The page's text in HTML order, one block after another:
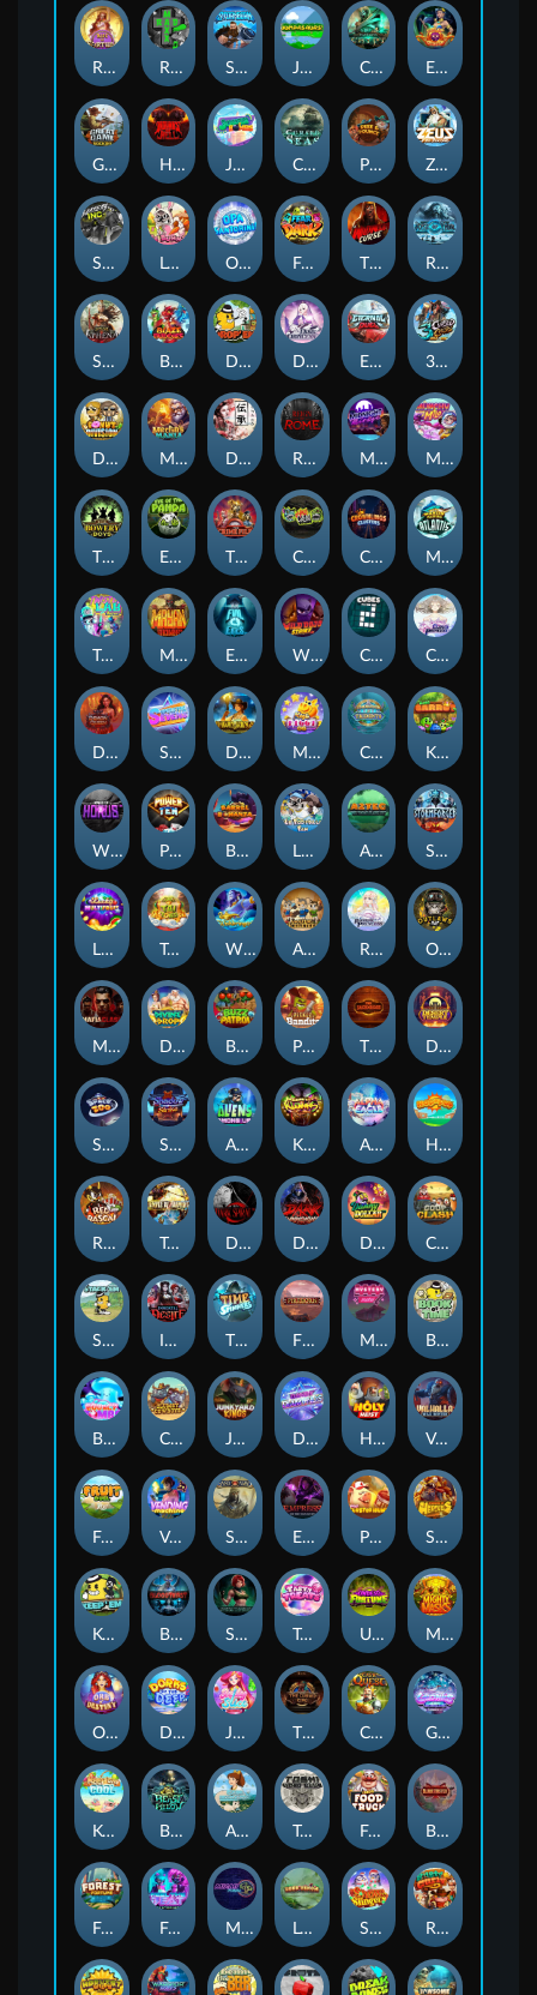
Lord Venom
Jumpasaurs
The Jack & Rose
Peek & Pounce
Crownlings Clusters
Midnight Mirage
The Cursed King
Demon Queen
Buzz Patrol
The Crime File
Opa Santorini!
Aiko and the Wind Spirit
Eye of Medusa
Zeus Ze Zecond
Superstar Sevens
Danny Dollar
RAINBOW PRINCESS
SPEAR OF ATHENA
STORMBORN
THE WILDWOOD CURSE
Reign of Rome
Rad Maxx
Hounds Of Hell
Divine Drop
Munchy Milo
Power of 10
Strength Of Hercules
Magic Piggy OG
Holy Heist
Rise of Fortuna
LE FOOTBALL FAN
Shadow Treasure
Lucky Multifruit
Merlin's Mania
Valhalla: Wild Winter
Blaze Buddies
Coop Clash
Marlin Masters Atlantis
Aliens Among Us
Commander of Tridents
Pickle Bandits
Sand and Ashes
Red Rascal™
3 Cursed Chests™
Mafia Clash
Great Game Rockies
Dandy Diamonds
Empress of the Shadows
Fred's Food Truck
Keep 'em
Piggy Cluster Hunt
Barrel Bonanza
Wild Dojo Strike
Space Zoo
Junkyard Kings
Shadow Strike
Dark Spiral
Eternal Duel
Dusk Princess
Le Bunny
Stormforged
Rusty & Curly
Wishbringer
Slayers Inc
Dorks of The Deep
Bloodthirst
Densho
Undead Fortune
Toshi Video Club
Aztec Twist
Fruit Duel
Hop'n'Pop
Chaos Crew
Cubes 2
Tai The Toad
Klowns
Vending Machine
Mystery Motel
Mayan Stackways
Immortal Desire
Orb of Destiny
Stack'em
Keep 'em Cool
Eye of the Panda
Beast Below
Temple of Torment
Fear the Dark
Clumsy Cowboys
Miami Multiplier
Amazing Miceketeers
Cursed Seas
King Carrot
Forest Fortune
Dark Summoning
Cloud Princess
Book of Time
Desert Temple
Drop'em
Jelly Slice
Feel The Beat Snow Slingers
Twisted Lab
Time Spinners
Mighty Masks
Outlasw Inc
Donut Division
Joker Bombs
BOUNCY BOMBS
Tasty Treats
Cash Quest
Alpha Eagle
The Bowery Boys
Rise of Ymir
Evil Eyes
Gronk's Gems
Dawn of Kings
Wings of Horus
Cursed Crypt
Fireborn
Blademaster